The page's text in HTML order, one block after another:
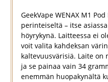
GeekVape WENAX M1
perinteiseltä – itse
höyrykynä. Laitteessa ei
voit valita kahdeksan
kaltevuusvärisiä. Laite on
ja se painaa vain 34
enemmän huopakynältä